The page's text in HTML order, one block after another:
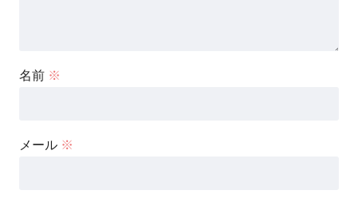
名前 ※
メール ※